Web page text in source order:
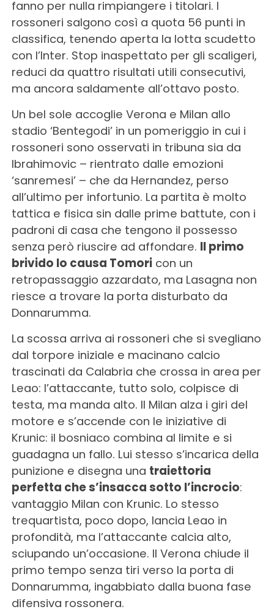
fanno per nulla rimpiangere i titolari. I
rossoneri salgono così a quota 56 punti in
classifica, tenendo aperta la lotta scudetto
con l’Inter. Stop inaspettato per gli scaligeri,
reduci da quattro risultati utili consecutivi,
ma ancora saldamente all’ottavo posto.
Un bel sole accoglie Verona e Milan allo
stadio ‘Bentegodi’ in un pomeriggio in cui i
rossoneri sono osservati in tribuna sia da
Ibrahimovic – rientrato dalle emozioni
‘sanremesi’ – che da Hernandez, perso
all’ultimo per infortunio. La partita è molto
tattica e fisica sin dalle prime battute, con i
padroni di casa che tengono il possesso
senza però riuscire ad affondare. Il primo
brivido lo causa Tomoricon un
retropassaggio azzardato, ma Lasagna non
riesce a trovare la porta disturbato da
Donnarumma.
La scossa arriva ai rossoneri che si svegliano
dal torpore iniziale e macinano calcio
trascinati da Calabria che crossa in area per
Leao: l’attaccante, tutto solo, colpisce di
testa, ma manda alto. Il Milan alza i giri del
motore e s’accende con le iniziative di
Krunic: il bosniaco combina al limite e si
guadagna un fallo. Lui stesso s’incarica della
punizione e disegna una traiettoria
perfetta che s’insacca sotto l’incrocio:
vantaggio Milan con Krunic. Lo stesso
trequartista, poco dopo, lancia Leao in
profondità, ma l’attaccante calcia alto,
sciupando un’occasione. Il Verona chiude il
primo tempo senza tiri verso la porta di
Donnarumma, ingabbiato dalla buona fase
difensiva rossonera.